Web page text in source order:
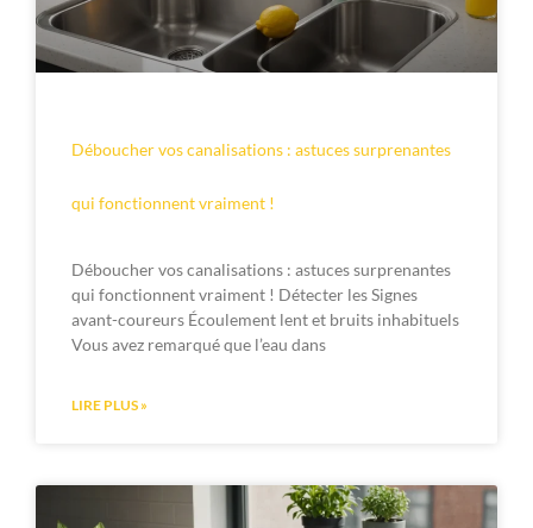
Déboucher vos canalisations : astuces surprenantes
qui fonctionnent vraiment !
Déboucher vos canalisations : astuces surprenantes
qui fonctionnent vraiment ! Détecter les Signes
avant-coureurs Écoulement lent et bruits inhabituels
Vous avez remarqué que l’eau dans
LIRE PLUS »